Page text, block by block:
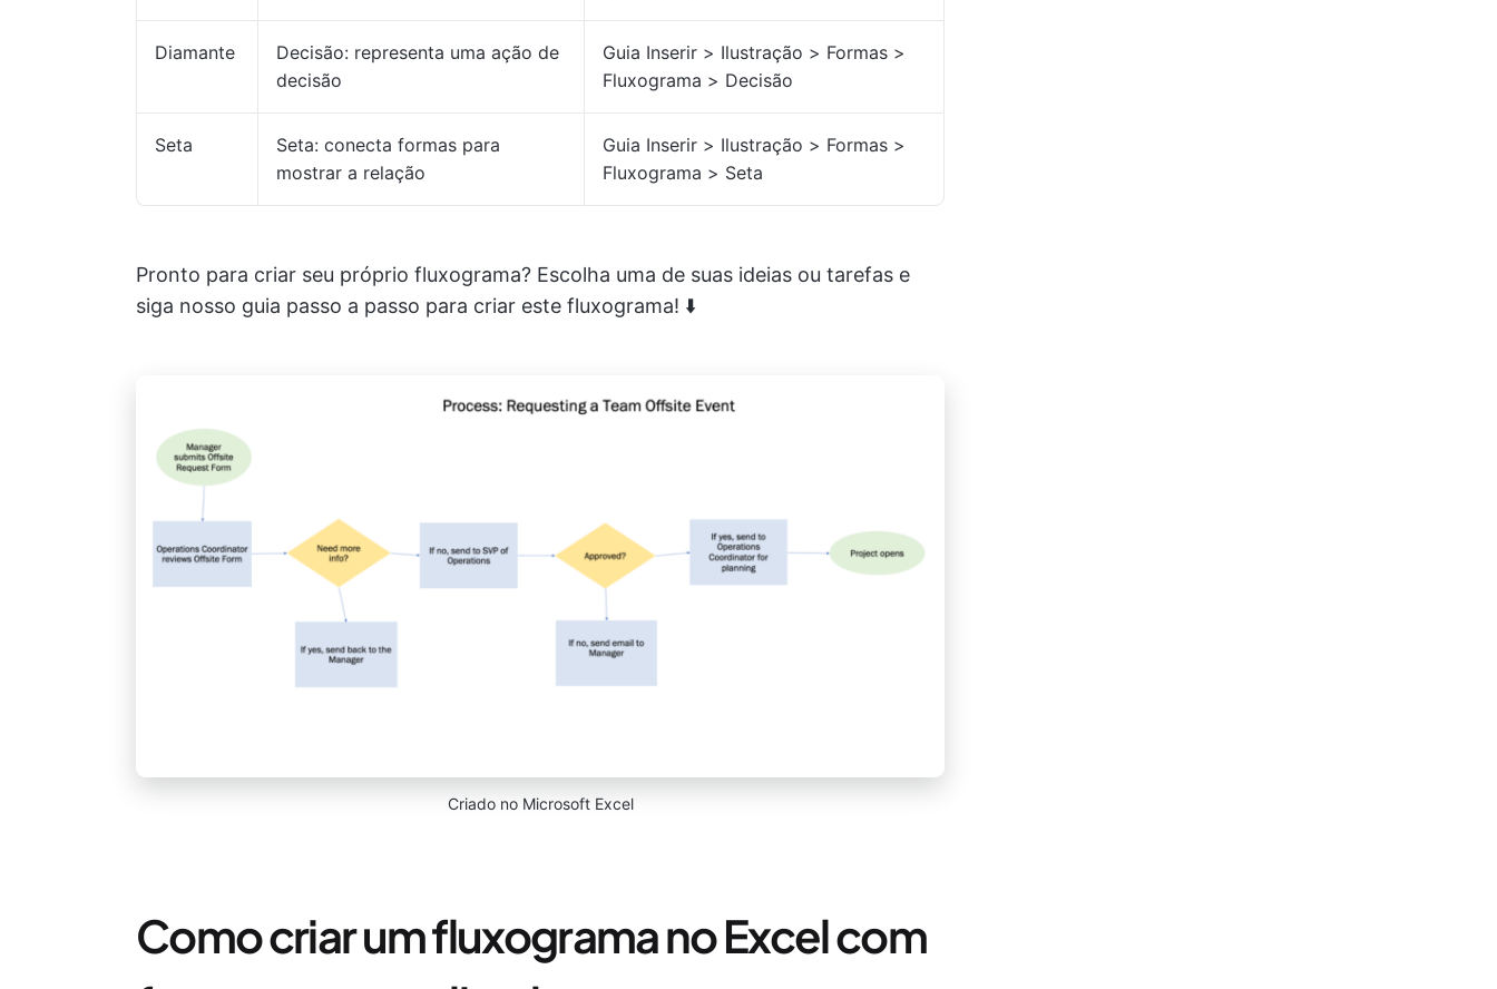
Diamante
Decisão: representa uma ação de
decisão
Guia Inserir > Ilustração > Formas >
Fluxograma > Decisão
Seta
Seta: conecta formas para
mostrar a relação
Guia Inserir > Ilustração > Formas >
Fluxograma > Seta
Pronto para criar seu próprio fluxograma? Escolha uma de suas ideias ou tarefas e
siga nosso guia passo a passo para criar este fluxograma! ⬇️
Criado no Microsoft Excel
Como criar um fluxograma no Excel com